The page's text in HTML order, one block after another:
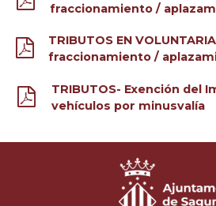
fraccionamiento /
TRIBUTOS EN
fraccionamiento /
TRIBUTOS- Exención del
vehículos por minusvalía